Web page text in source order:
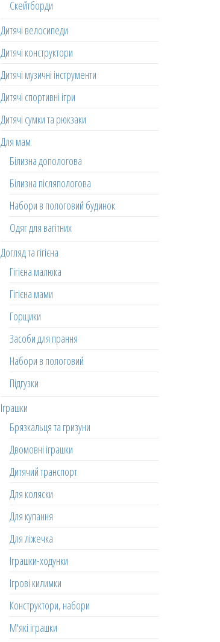
Скейтборди
Дитячі велосипеди
Дитячі конструктори
Дитячі музичні інструменти
Дитячі спортивні ігри
Дитячі сумки та рюкзаки
Для мам
Білизна допологова
Білизна післяпологова
Набори в пологовий будинок
Одяг для вагітних
Догляд та гігієна
Гігієна малюка
Гігієна мами
Горщики
Засоби для прання
Набори в пологовий
Підгузки
Іграшки
Брязкальця та гризуни
Двомовні іграшки
Дитячий транспорт
Для коляски
Для купання
Для ліжечка
Іграшки-ходунки
Ігрові килимки
Конструктори, набори
М'які іграшки